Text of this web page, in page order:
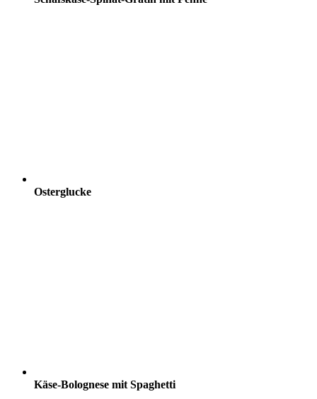
Osterglucke
Käse-Bolognese mit Spaghetti